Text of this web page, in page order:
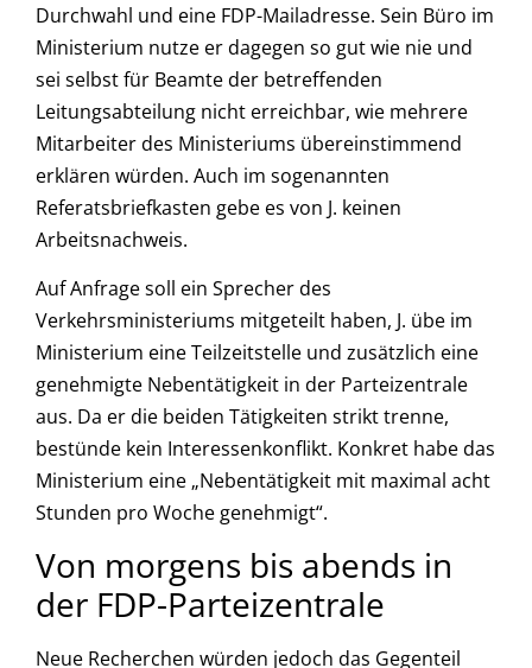
Durchwahl und eine FDP-Mailadresse. Sein Büro im
Ministerium nutze er dagegen so gut wie nie und
sei selbst für Beamte der betreffenden
Leitungsabteilung nicht erreichbar, wie mehrere
Mitarbeiter des Ministeriums übereinstimmend
erklären würden. Auch im sogenannten
Referatsbriefkasten gebe es von J. keinen
Arbeitsnachweis.
Auf Anfrage soll ein Sprecher des
Verkehrsministeriums mitgeteilt haben, J. übe im
Ministerium eine Teilzeitstelle und zusätzlich eine
genehmigte Nebentätigkeit in der Parteizentrale
aus. Da er die beiden Tätigkeiten strikt trenne,
bestünde kein Interessenkonflikt. Konkret habe das
Ministerium eine „Nebentätigkeit mit maximal acht
Stunden pro Woche genehmigt“.
Von morgens bis abends in
der FDP-Parteizentrale
Neue Recherchen würden jedoch das Gegenteil